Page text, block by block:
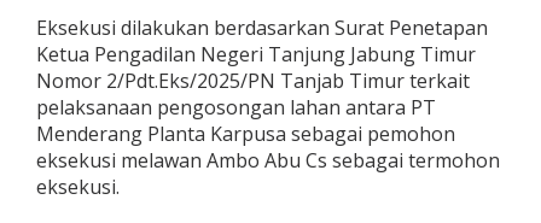
g
o
s
n
g
a
Eksekusi dilakukan berdasarkan Surat Penetapan
Ketua Pengadilan Negeri Tanjung Jabung Timur
Nomor 2/Pdt.Eks/2025/PN Tanjab Timur terkait
pelaksanaan pengosongan lahan antara PT
Menderang Planta Karpusa sebagai pemohon
eksekusi melawan Ambo Abu Cs sebagai termohon
eksekusi.